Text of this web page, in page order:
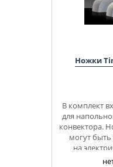
Ножки
В комплект
для
конвектора.
могут быть
на
Timberk